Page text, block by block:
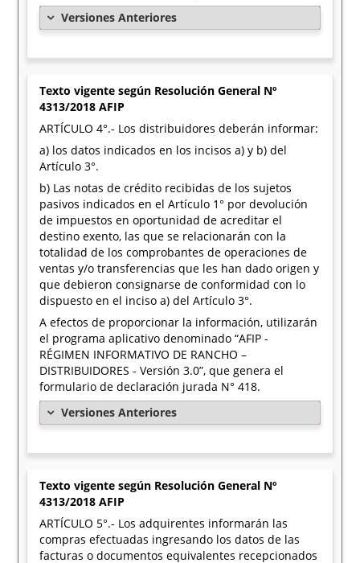
Versiones Anteriores
Texto vigente según Resolución General Nº
4313/2018 AFIP
ARTÍCULO 4°.- Los distribuidores deberán informar:
a) los datos indicados en los incisos a) y b) del
Artículo 3°.
b) Las notas de crédito recibidas de los sujetos
pasivos indicados en el Artículo 1° por devolución
de impuestos en oportunidad de acreditar el
destino exento, las que se relacionarán con la
totalidad de los comprobantes de operaciones de
ventas y/o transferencias que les han dado origen y
que debieron consignarse de conformidad con lo
dispuesto en el inciso a) del Artículo 3°.
A efectos de proporcionar la información, utilizarán
el programa aplicativo denominado “AFIP -
RÉGIMEN INFORMATIVO DE RANCHO –
DISTRIBUIDORES - Versión 3.0”, que genera el
formulario de declaración jurada N° 418.
Versiones Anteriores
Texto vigente según Resolución General Nº
4313/2018 AFIP
ARTÍCULO 5°.- Los adquirentes informarán las
compras efectuadas ingresando los datos de las
facturas o documentos equivalentes recepcionados